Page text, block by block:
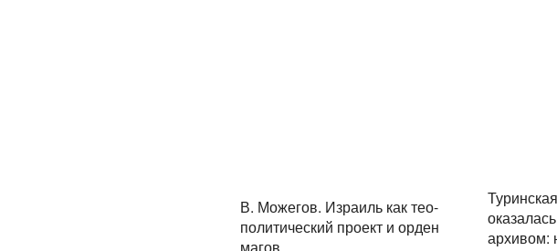
В. Можегов. Израиль как тео-
политический проект и орден
архивом: